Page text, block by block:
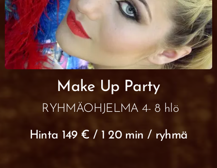
Make Up Party
RYHMÄOHJELMA 4- 8 hlö
Hinta 149 € / 1 20 min / ryhmä